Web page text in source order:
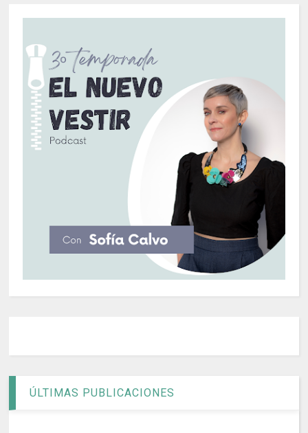
ÚLTIMAS PUBLICACIONES